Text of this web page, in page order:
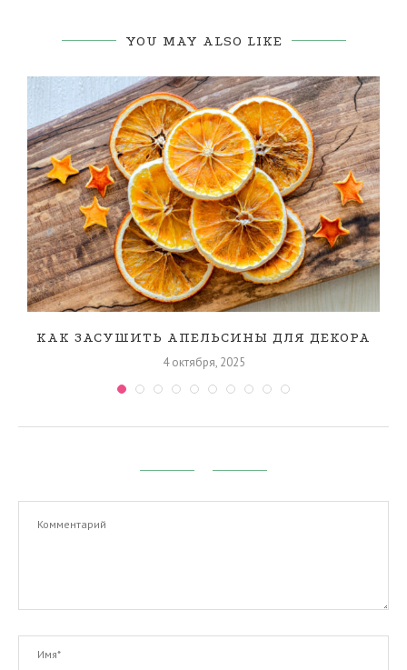
YOU MAY ALSO LIKE
КАК ЗАСУШИТЬ АПЕЛЬСИНЫ ДЛЯ ДЕКОРА
4 октября, 2025